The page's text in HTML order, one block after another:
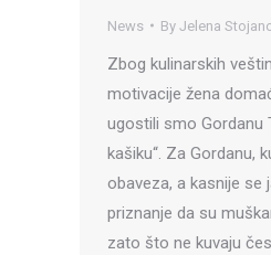
News By Jelena
Zbog kulinarskih
motivacije žena
ugostili smo Gordanu
kašiku“. Za Gordanu,
obaveza, a kasnije se
priznanje da su
zato što ne kuvaju